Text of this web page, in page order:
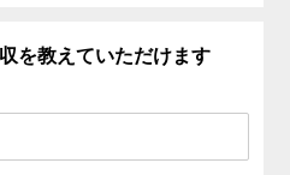
を教えていただけます